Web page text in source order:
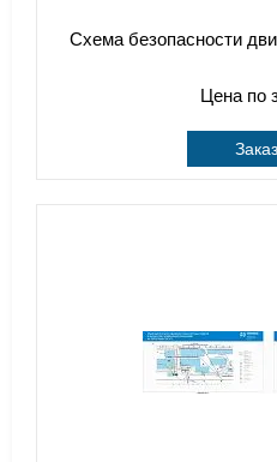
Схема безопасности
Цена по